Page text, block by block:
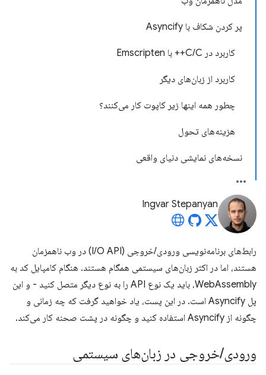
پر کردن شکاف با Asyncify
کاربرد در C/C++ با Emscripten
کاربرد از زبان‌های دیگر
چطور همه اینها زیر کاپوت کار می‌کنند؟
هزینه‌های تحول
نسخه‌های نمایشی دنیای واقعی
Ingvar Stepanyan
رابط‌های برنامه‌نویسی ورودی/خروجی (I/O API) در وب ناهمزمان
هستند، اما در اکثر زبان‌های سیستمی همگام هستند. هنگام کامپایل کد به
WebAssembly، باید یک نوع API را به نوع دیگر متصل کنید - و این
پل Asyncify است. در این پست، یاد خواهید گرفت که چه زمانی و
چگونه از Asyncify استفاده کنید و چگونه در پشت صحنه کار می‌کند.
ورودی/خروجی در زبان‌های سیستمی